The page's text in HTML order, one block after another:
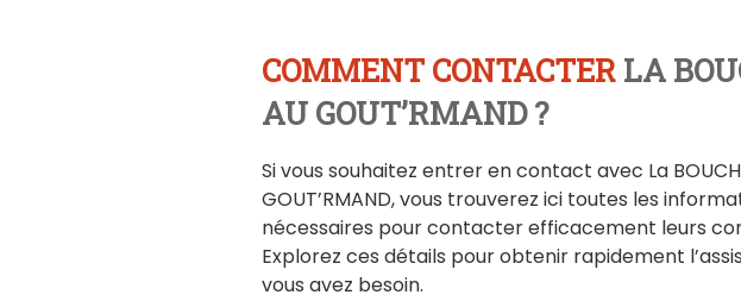
COMMENT CONTACTER LA
AU GOUT’RMAND ?
Si vous souhaitez entrer en contact avec La
GOUT’RMAND, vous trouverez ici toutes les
nécessaires pour contacter efficacement leurs
Explorez ces détails pour obtenir rapidement
vous avez besoin.